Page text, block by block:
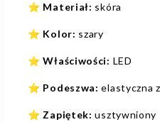
⭐ Materiał: skóra
⭐ Kolor: szary
⭐Właściwości: LED
⭐ Podeszwa: elastyczna
⭐ Zapiętek:usztywniony